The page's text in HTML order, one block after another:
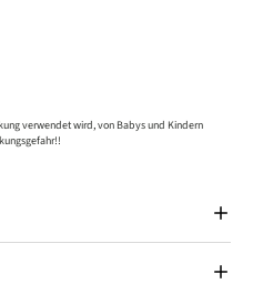
verwendet wird, von Babys und Kindern